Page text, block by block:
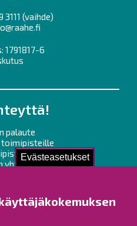
Evästeasetukset
3111 (vaihde)
1791817-6
palaute
yhteystiedot